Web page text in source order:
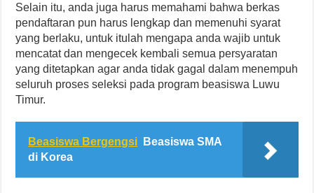
Selain itu, anda juga harus memahami bahwa berkas
pendaftaran pun harus lengkap dan memenuhi syarat
yang berlaku, untuk itulah mengapa anda wajib untuk
mencatat dan mengecek kembali semua persyaratan
yang ditetapkan agar anda tidak gagal dalam menempuh
seluruh proses seleksi pada program beasiswa Luwu
Timur.
Beasiswa Bergengsi
Beasiswa SMA
di Korea